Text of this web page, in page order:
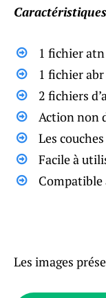
1 fichier atn
1 fichier abr
2 fichiers
Action non
Les
Facile à
Compatible
Les images